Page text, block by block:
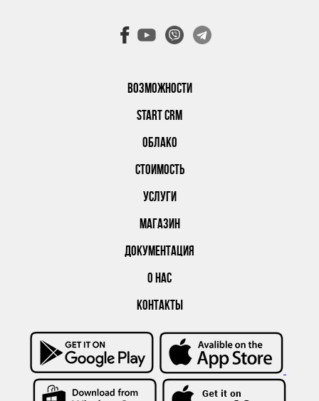
ВОЗМОЖНОСТИ
START CRM
ОБЛАКО
СТОИМОСТЬ
УСЛУГИ
МАГАЗИН
ДОКУМЕНТАЦИЯ
О НАС
КОНТАКТЫ